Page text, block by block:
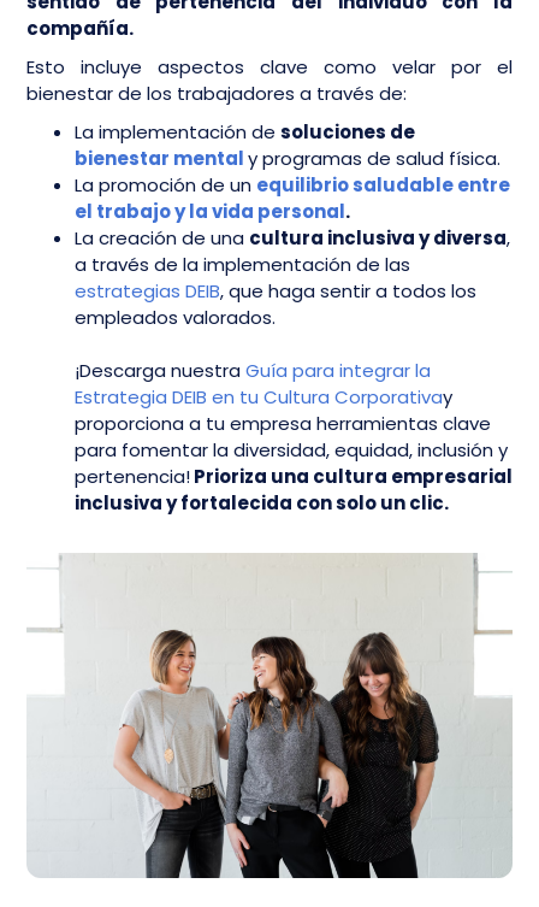
compañía.
Esto incluye aspectos clave como velar por el
bienestar de los trabajadores a través de:
La implementación de soluciones de
bienestar mentaly programas de salud física.
La promoción de un equilibrio saludable entre
el trabajo y la vida personal.
La creación de una cultura inclusiva y diversa,
a través de la implementación de las
estrategias DEIB, que haga sentir a todos los
empleados valorados.
¡Descarga nuestra Guía para integrar la
Estrategia DEIB en tu Cultura Corporativay
proporciona a tu empresa herramientas clave
para fomentar la diversidad, equidad, inclusión y
pertenencia!Prioriza una cultura empresarial
inclusiva y fortalecida con solo un clic.